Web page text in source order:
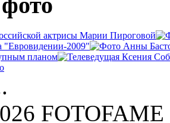
FOTOFAME